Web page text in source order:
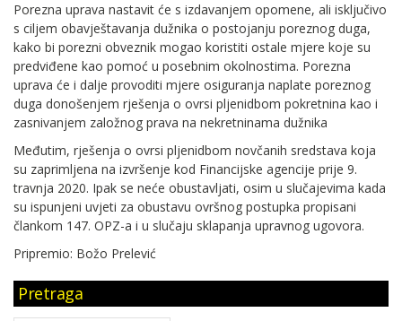
Porezna uprava nastavit će s izdavanjem opomene, ali isključivo
s ciljem obavještavanja dužnika o postojanju poreznog duga,
kako bi porezni obveznik mogao koristiti ostale mjere koje su
predviđene kao pomoć u posebnim okolnostima. Porezna
uprava će i dalje provoditi mjere osiguranja naplate poreznog
duga donošenjem rješenja o ovrsi pljenidbom pokretnina kao i
zasnivanjem založnog prava na nekretninama dužnika
Međutim, rješenja o ovrsi pljenidbom novčanih sredstava koja
su zaprimljena na izvršenje kod Financijske agencije prije 9.
travnja 2020. Ipak se neće obustavljati, osim u slučajevima kada
su ispunjeni uvjeti za obustavu ovršnog postupka propisani
člankom 147. OPZ-a i u slučaju sklapanja upravnog ugovora.
Pripremio: Božo Prelević
Pretraga